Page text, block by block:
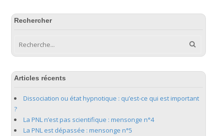
Rechercher
Articles récents
Dissociation ou état hypnotique : qu’est-ce qui est important
?
La PNL n’est pas scientifique : mensonge n°4
La PNL est dépassée : mensonge n°5